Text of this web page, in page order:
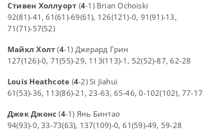
Стивен Холлуорт (4-1) Brian Ochoiski
92(81)-41, 61(61)-69(61), 126(121)-0, 91(91)-13,
71(71)-57(52)
Майкл Холт (4-1) Джерард Грин
127(126)-0, 71(55)-29, 113(113)-1, 52(52)-87, 62-28
Louis Heathcote (4-2) Si Jiahui
61(53)-36, 113(86)-21, 23-63, 65-46, 0-102(102), 77-17
Джек Джонс (4-1) Янь Бинтао
94(93)-0, 33-73(63), 137(109)-0, 61(59)-49, 59-28